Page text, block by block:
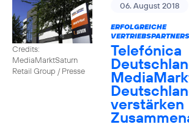
Credits:
MediaMarktSaturn
Retail Group / Presse
06. August 2018
ERFOLGREICHE
Telefónica
verstärken